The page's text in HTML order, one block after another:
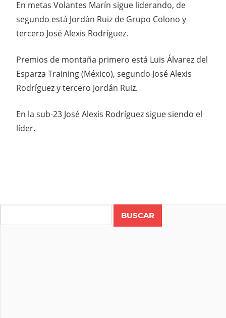
En metas Volantes Marín sigue liderando, de
segundo está Jordán Ruiz de Grupo Colono y
tercero José Alexis Rodríguez.
Premios de montaña primero está Luis Álvarez del
Esparza Training (México), segundo José Alexis
Rodríguez y tercero Jordán Ruiz.
En la sub-23 José Alexis Rodríguez sigue siendo el
líder.